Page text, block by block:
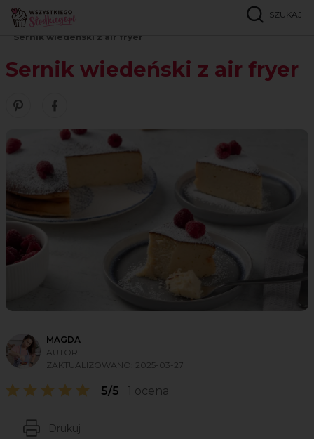
SZUKAJ
Strona główna
Sernik wiedeński z air fryer
Sernik wiedeński z air fryer
Zobacz nasze piny w serwisie Pinterest
Udostępnij ten przepis w serwisie Facebook
MAGDA
AUTOR
ZAKTUALIZOWANO: 2025-03-27
5/5 1 ocena
Drukuj